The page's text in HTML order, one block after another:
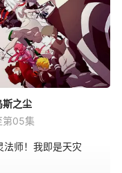
斯之尘
第05集